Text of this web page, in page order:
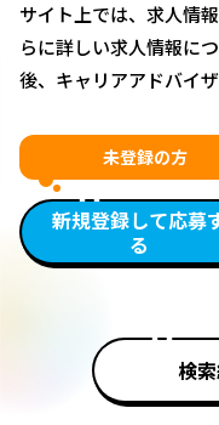
サイト上では、求人情
らに詳しい求人情報に
後、キャリアアドバイ
未登録の方
新規登録して応募
る
検